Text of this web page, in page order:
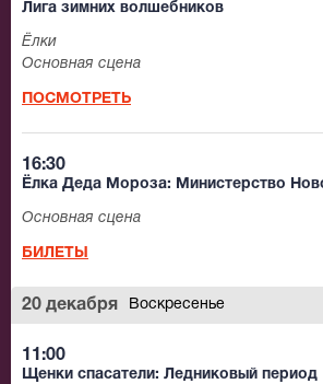
Лига зимних волшебников
Ёлки
Основная сцена
ПОСМОТРЕТЬ
16:30
Ёлка Деда Мороза: Министерство
Основная сцена
БИЛЕТЫ
20 декабря Воскресенье
11:00
Щенки спасатели: Ледниковый период